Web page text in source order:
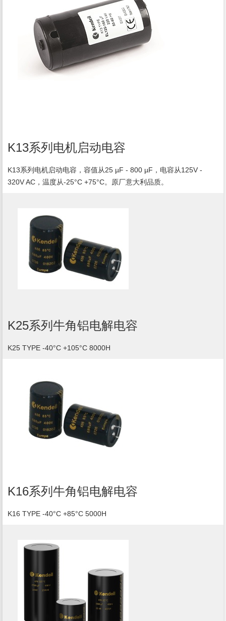
K13系列电机启动电容
K13系列电机启动电容，容值从25 µF - 800 µF，电容从125V -
320V AC，温度从-25°C +75°C。原厂意大利品质。
K25系列牛角铝电解电容
K25 TYPE -40°C +105°C 8000H
K16系列牛角铝电解电容
K16 TYPE -40°C +85°C 5000H